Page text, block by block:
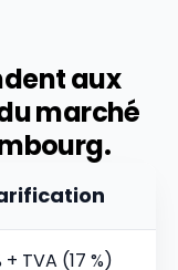
aux
marché
+ TVA (17 %)